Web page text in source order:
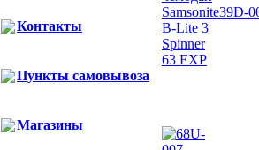
Контакты
Пункты самовывоза
Магазины
39D-